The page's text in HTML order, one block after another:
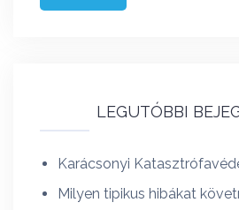
LEGUTÓBBI
Karácsonyi
Milyen tipikus hibákat